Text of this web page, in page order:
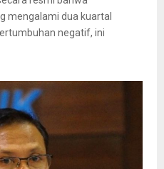
mengalami dua kuartal
negatif, ini